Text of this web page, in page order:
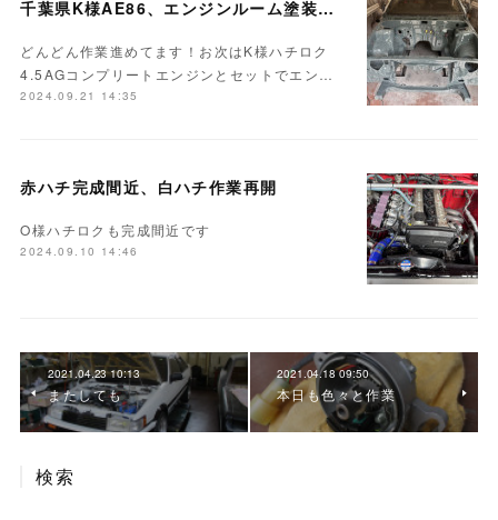
千葉県K様AE86、エンジンルーム塗装完成♪
どんどん作業進めてます！お次はK様ハチロク
4.5AGコンプリートエンジンとセットでエン…
2024.09.21 14:35
赤ハチ完成間近、白ハチ作業再開
O様ハチロクも完成間近です
2024.09.10 14:46
2021.04.23 10:13
またしても
2021.04.18 09:50
本日も色々と作業
検索